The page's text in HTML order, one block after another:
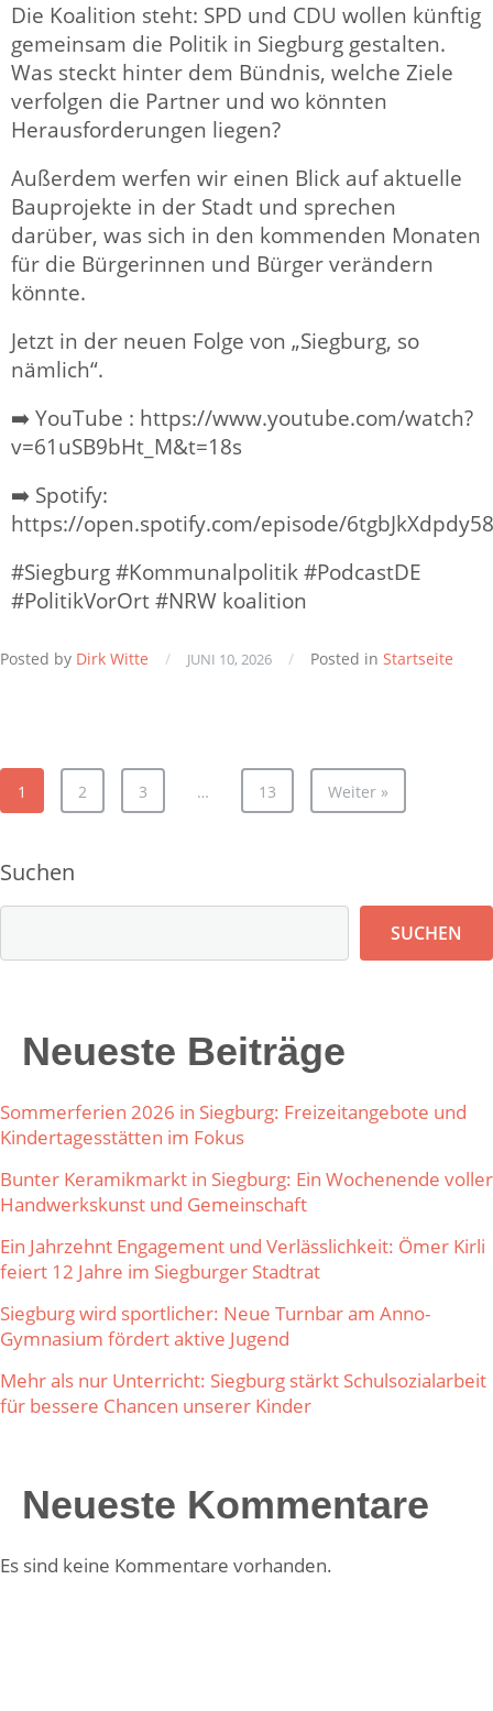
Die Koalition steht: SPD und CDU wollen künftig
gemeinsam die Politik in Siegburg gestalten.
Was steckt hinter dem Bündnis, welche Ziele
verfolgen die Partner und wo könnten
Herausforderungen liegen?
Außerdem werfen wir einen Blick auf aktuelle
Bauprojekte in der Stadt und sprechen
darüber, was sich in den kommenden Monaten
für die Bürgerinnen und Bürger verändern
könnte.
Jetzt in der neuen Folge von „Siegburg, so
nämlich“.
➡️ YouTube : https://www.youtube.com/watch?
v=61uSB9bHt_M&t=18s
➡️ Spotify:
https://open.spotify.com/episode/
#Siegburg #Kommunalpolitik #PodcastDE
#PolitikVorOrt #NRW koalition
Posted by Dirk Witte / JUNI 10, 2026 / Posted in Startseite
1 2 3 … 13 Weiter »
Suchen
SUCHEN
Neueste Beiträge
Sommerferien 2026 in Siegburg: Freizeitangebote und
Kindertagesstätten im Fokus
Bunter Keramikmarkt in Siegburg: Ein Wochenende voller
Handwerkskunst und Gemeinschaft
Ein Jahrzehnt Engagement und Verlässlichkeit: Ömer Kirli
feiert 12 Jahre im Siegburger Stadtrat
Siegburg wird sportlicher: Neue Turnbar am Anno-
Gymnasium fördert aktive Jugend
Mehr als nur Unterricht: Siegburg stärkt Schulsozialarbeit
für bessere Chancen unserer Kinder
Neueste Kommentare
Es sind keine Kommentare vorhanden.